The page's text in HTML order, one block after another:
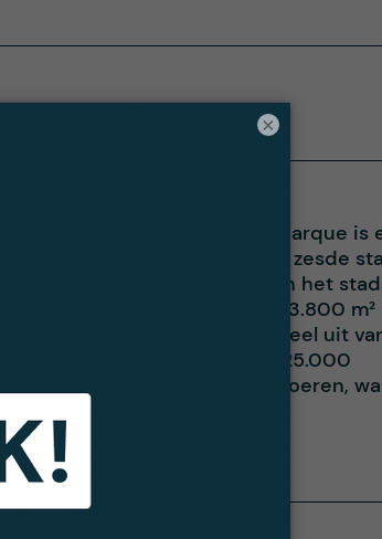
Bahia Azul Comercial Parque is
Azul ligt in Malaga, de zesde
gelegen ten westen van het
Bahia Azul heeft ongeveer 13.800 m²
in 2008 en maakt deel uit
investeringsbudget van €325.000
werkzaamheden uit te voeren,
×